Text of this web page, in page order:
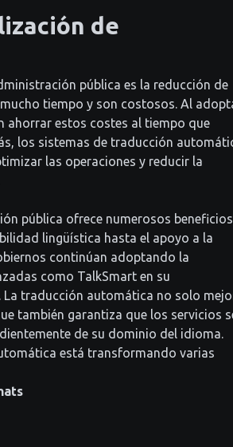
de
pública es la reducción de
tiempo y son costosos. Al
ahorrar estos costes al tiempo que
los sistemas de traducción
las operaciones y reducir la
pública ofrece numerosos beneficios,
lingüística hasta el apoyo a la
continúan adoptando la
como TalkSmart en su
traducción automática no solo
también garantiza que los servicios
de su dominio del idioma.
está transformando varias